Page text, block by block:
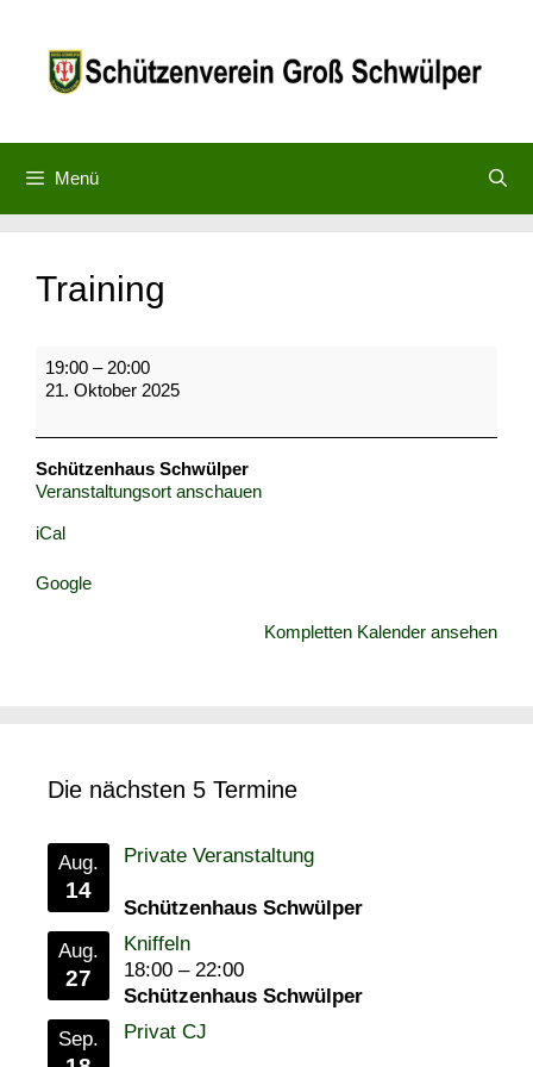
springen
Menü
Training
Training
19:00 – 20:00
21. Oktober 2025
Schützenhaus Schwülper
Veranstaltungsort anschauen
iCal
Google
Kompletten Kalender ansehen
Die nächsten 5 Termine
Aug.
14
Private Veranstaltung
Schützenhaus Schwülper
Aug.
27
Kniffeln
18:00 – 22:00
Schützenhaus Schwülper
Sep.
Privat CJ